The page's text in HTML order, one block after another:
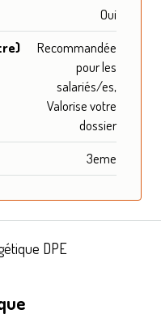
Oui
Recommandée
pour les
salariés/es,
Valorise votre
dossier
3eme
DPE